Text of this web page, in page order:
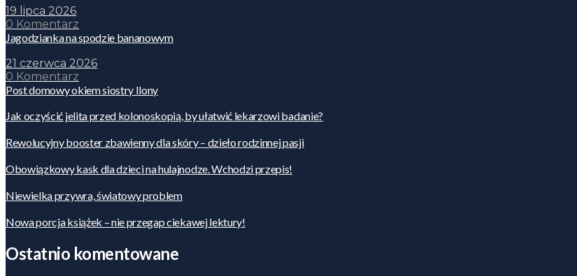
19 lipca 2026
0 Komentarz
Jagodzianka na spodzie bananowym
21 czerwca 2026
0 Komentarz
Post domowy okiem siostry Ilony
Jak oczyścić jelita przed kolonoskopią, by ułatwić lekarzowi badanie?
Rewolucyjny booster zbawienny dla skóry – dzieło rodzinnej pasji
Obowiązkowy kask dla dzieci na hulajnodze. Wchodzi przepis!
Niewielka przywra, światowy problem
Nowa porcja książek – nie przegap ciekawej lektury!
Ostatnio komentowane